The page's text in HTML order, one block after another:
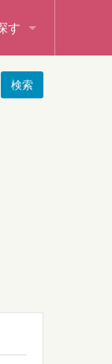
す
・秩父郡
・戸田・和光
八潮・三郷